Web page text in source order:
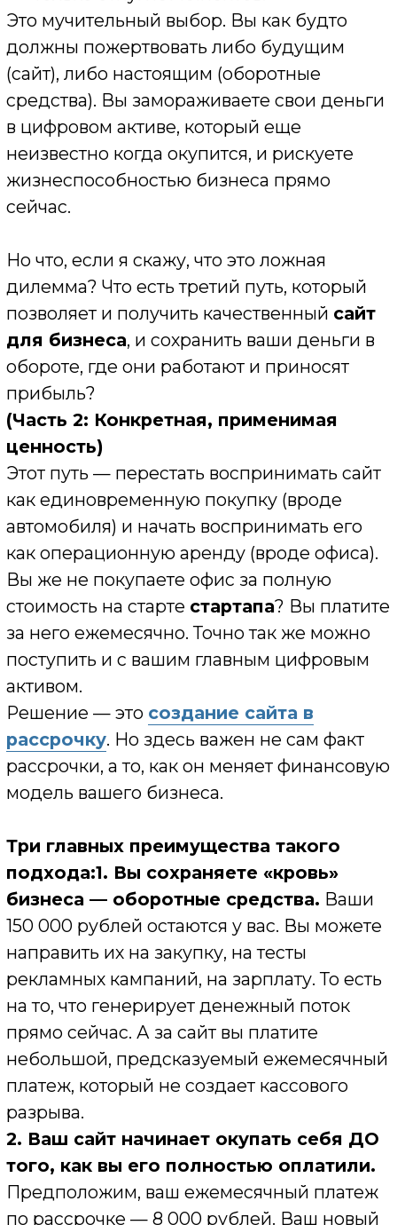
(Часть 2: Конкретная, применимая
Этот путь — перестать воспринимать сайт
как единовременную покупку (вроде
автомобиля) и начать воспринимать его
как операционную аренду (вроде офиса).
Вы же не покупаете офис за полную
стоимость на стартестартапа? Вы платите
за него ежемесячно. Точно так же можно
поступить и с вашим главным цифровым
активом.
рассрочки, а то, как он меняет финансовую
модель вашего бизнеса.
Три главных преимущества такого
подхода:1. Вы сохраняете «кровь»
бизнеса — оборотные средства.
150 000 рублей остаются у вас. Вы можете
направить их на закупку, на тесты
рекламных кампаний, на зарплату. То есть
прямо сейчас. А за сайт вы платите
небольшой, предсказуемый ежемесячный
разрыва.
2. Ваш сайт начинает окупать себя ДО
того, как вы его полностью оплатили.
Предположим, ваш ежемесячный платеж
по рассрочке — 8 000 рублей. Ваш новый
продающий сайтуже через месяц
привел вам всего ОДНОГО клиента,
который принес вам 10 000 рублей
прибыли. Всё. Ваш сайт за этот месяц уже
не только окупился, но и вышел в плюс. Вы
вам и заработал. Это идеальная бизнес-
модель.
высокому качеству. Вместо того чтобы
соглашаться на дешевый и
по-настоящему качественный продукт.
Сайт, который не придется переделывать
через год (снова заплатив). Вы получаете
инструмент, который будет работать на
вас годами, распределив инвестиции на
комфортный срок. Это защищает вас от
клиентом.
Перестаньте «замораживать» деньги.
Начните их инвестировать с умом.
Рассрочка на сайт— это не кредит от
безысходности. Это умный финансовый
стартапов, который позволяет расти
быстрее и безопаснее конкурентов.
принципа, потому что я верю:
качественные цифровые инструменты
должны быть доступны бизнесу на старте,